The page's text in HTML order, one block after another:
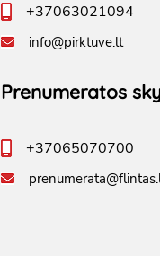
+37063021094
info@pirktuve.lt
Prenumeratos
+37065070700